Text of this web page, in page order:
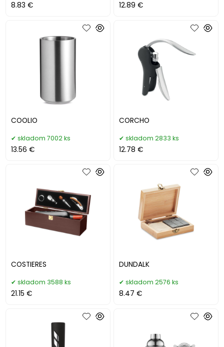
8.83 € 12.89 €
COOLIO
skladom 7002 ks
13.56 €
CORCHO
skladom 2833 ks
12.78 €
COSTIERES
skladom 3588 ks
21.15 €
DUNDALK
skladom 2576 ks
8.47 €